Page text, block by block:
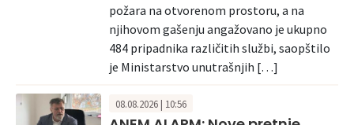
požara na otvorenom prostoru, a na
njihovom gašenju angažovano je ukupno
484 pripadnika različitih službi, saopštilo
je Ministarstvo unutrašnjih […]
08.08.2026 | 10:56